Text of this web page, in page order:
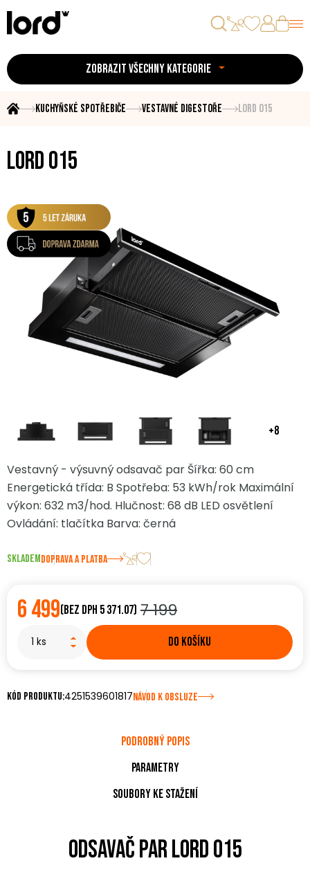
ZOBRAZIT VŠECHNY KATEGORIE
Kuchyňské spotřebiče Vestavné digestoře LORD O15
LORD O15
+8
Vestavný - výsuvný odsavač par Šířka: 60 cm
Energetická třída: B Spotřeba: 53 kWh/rok Maximální
výkon: 632 m3/hod. Hlučnost: 68 dB LED osvětlení
Ovládání: tlačítka Barva: černá
SklademDOPRAVA A PLATBA
6 499(bez DPH 5 371.07) 7 199
DO KOŠÍKU
Kód produktu:4251539601817NÁVOD K OBSLUZE
Podrobný popis
Parametry
Soubory ke stažení
Odsavač par LORD O15